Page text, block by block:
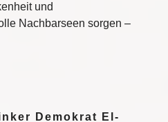
und
Nachbarseen sorgen –
Demokrat El-